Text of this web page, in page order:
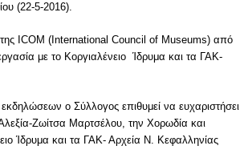
(22-5-2016).
ICOM (International Council of Museums) από
με το Κοργιαλένειο Ίδρυμα και τα ΓΑΚ-
ο Σύλλογος επιθυμεί να ευχαριστήσει
Ζωίτσα Μαρτσέλου, την Χορωδία και
Ίδρυμα και τα ΓΑΚ- Αρχεία Ν. Κεφαλληνίας